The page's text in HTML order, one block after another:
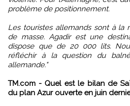
problème de positionnement.
Les touristes allemands sont à la
de masse. Agadir est une
dispose que de 20 000 lits.
réfléchir à la question du
allemande."
TM.com - Quel est le bilan de
du plan Azur ouverte en juin